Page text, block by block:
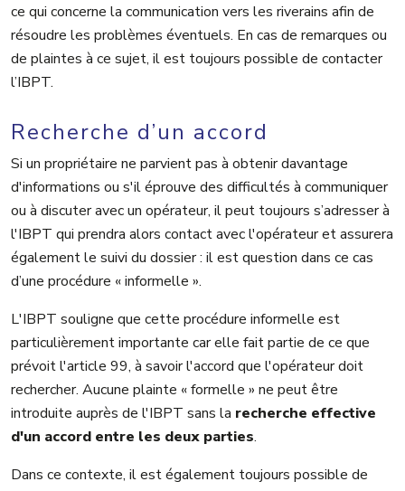
ce qui concerne la communication vers les riverains afin de
résoudre les problèmes éventuels. En cas de remarques ou
de plaintes à ce sujet, il est toujours possible de contacter
l’IBPT.
Recherche d’un accord
Si un propriétaire ne parvient pas à obtenir davantage
d'informations ou s'il éprouve des difficultés à communiquer
ou à discuter avec un opérateur, il peut toujours s’adresser à
l'IBPT qui prendra alors contact avec l'opérateur et assurera
également le suivi du dossier : il est question dans ce cas
d’une procédure « informelle ».
L'IBPT souligne que cette procédure informelle est
particulièrement importante car elle fait partie de ce que
prévoit l'article 99, à savoir l'accord que l'opérateur doit
rechercher. Aucune plainte « formelle » ne peut être
introduite auprès de l'IBPT sans la recherche effective
d'un accord entre les deux parties.
Dans ce contexte, il est également toujours possible de